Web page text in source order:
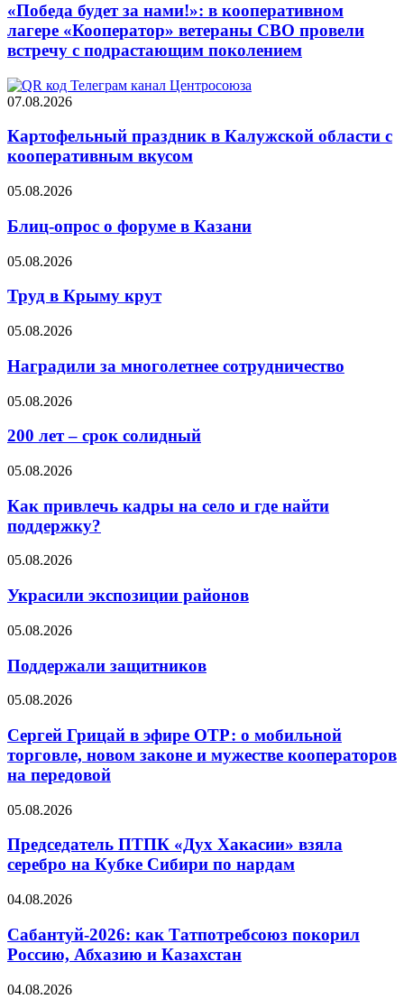
«Победа будет за нами!»: в кооперативном
лагере «Кооператор» ветераны СВО провели
встречу с подрастающим поколением
07.08.2026
Картофельный праздник в Калужской области с
кооперативным вкусом
05.08.2026
Блиц-опрос о форуме в Казани
05.08.2026
Труд в Крыму крут
05.08.2026
Наградили за многолетнее сотрудничество
05.08.2026
200 лет – срок солидный
05.08.2026
Как привлечь кадры на село и где найти
поддержку?
05.08.2026
Украсили экспозиции районов
05.08.2026
Поддержали защитников
05.08.2026
Сергей Грицай в эфире ОТР: о мобильной
торговле, новом законе и мужестве кооператоров
на передовой
05.08.2026
Председатель ПТПК «Дух Хакасии» взяла
серебро на Кубке Сибири по нардам
04.08.2026
Сабантуй-2026: как Татпотребсоюз покорил
Россию, Абхазию и Казахстан
04.08.2026